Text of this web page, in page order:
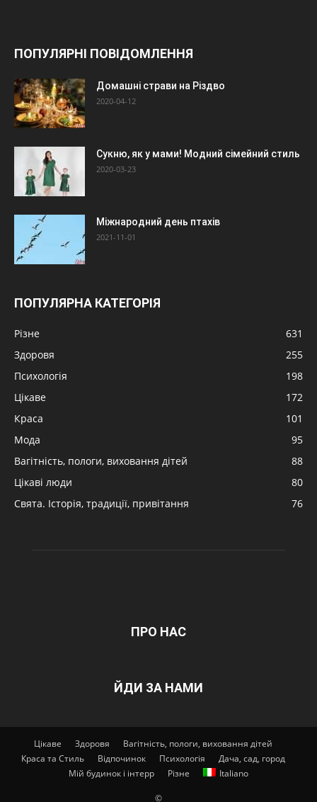
ПОПУЛЯРНІ ПОВІДОМЛЕННЯ
Домашні страви на Різдво
2020-04-12
Сукню, як у мами! Модний сімейний стиль
2020-03-23
Міжнародний день птахів
2021-11-01
ПОПУЛЯРНА КАТЕГОРІЯ
Різне
631
Здоровя
255
Психологія
198
Цікаве
172
Краса
101
Мода
95
Вагітність, пологи, виховання дітей
88
Цікаві люди
80
Свята. Історія, традиції, привітання
76
ПРО НАС
ЙДИ ЗА НАМИ
Цікаве Здоровя
Вагітність, пологи, виховання дітей
Краса та Стиль
Відпочинок Психологія
Дача, сад, город
Мій будинок і інтерр
Різне Italiano
©